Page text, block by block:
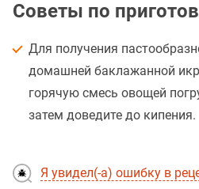
Советы по
Для получения
домашней баклажанной
горячую смесь овощей
затем доведите до кипения.
Я увидел(-а) ошибку в